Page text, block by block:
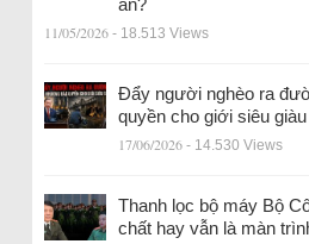
an?
11/05/2026 - 18.513 Views
Đẩy người nghèo ra
quyền cho giới siêu giàu
17/06/2026 - 14.530 Views
Thanh lọc bộ máy Bộ
chất hay vẫn là màn